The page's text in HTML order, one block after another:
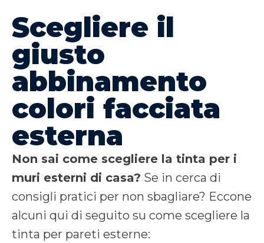
Scegliere il
giusto
abbinamento
colori facciata
esterna
Non sai come scegliere la tinta per i
muri esterni di casa? Se in cerca di
consigli pratici per non sbagliare? Eccone
alcuni qui di seguito su come scegliere la
tinta per pareti esterne: